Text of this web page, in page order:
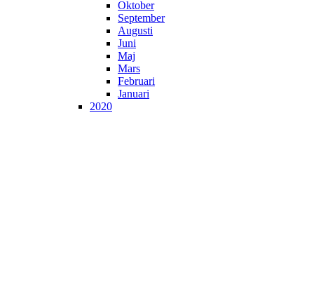
Oktober
September
Augusti
Juni
Maj
Mars
Februari
Januari
2020